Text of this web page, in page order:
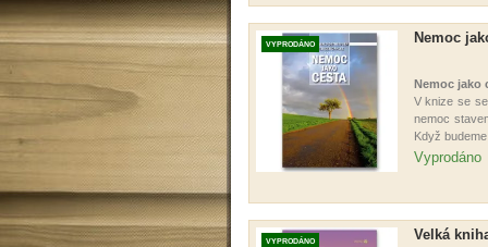
Nemoc
VYPRODÁNO
Nemoc jako
V knize se
nemoc
Když
Vyprodáno
Velká
VYPRODÁNO